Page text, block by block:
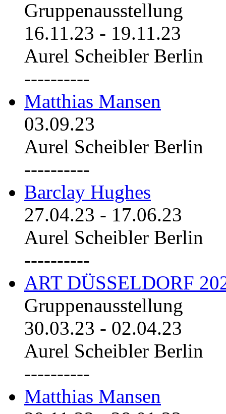
Gruppenausstellung
16.11.23 - 19.11.23
Aurel Scheibler Berlin
----------
Matthias Mansen
03.09.23
Aurel Scheibler Berlin
----------
Barclay Hughes
27.04.23 - 17.06.23
Aurel Scheibler Berlin
----------
ART DÜSSELDORF
Gruppenausstellung
30.03.23 - 02.04.23
Aurel Scheibler Berlin
----------
Matthias Mansen